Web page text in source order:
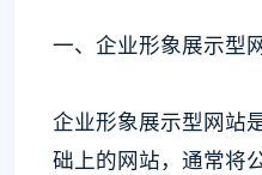
一、企业形象展示型
企业形象展示型网站
础上的网站，通常将